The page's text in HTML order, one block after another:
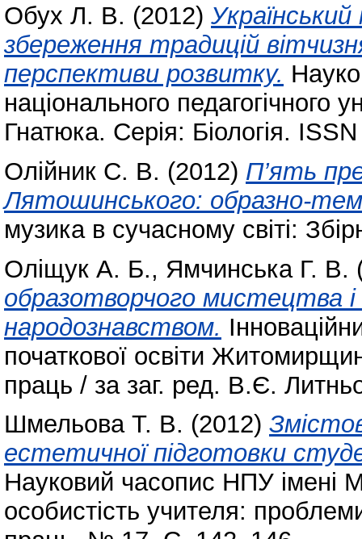
Обух Л. В. (2012)
збереження традицій
перспективи розвитку.
національного педагогічного
Гнатюка. Серія: Біологія.
Олійник С. В. (2012) П’ять
Лятошинського: образно-
музика в сучасному світі:
Оліщук А. Б., Ямчинська Г. В.
образотворчого мистецтва і
народознавством.
початкової освіти
праць / за заг. ред. В.Є.
Шмельова Т. В. (2012)
естетичної підготовки
Науковий часопис НПУ імені
особистість учителя: